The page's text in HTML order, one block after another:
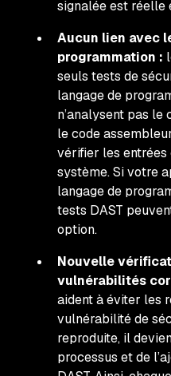
signalée est réelle
Aucun lien avec
programmation :
seuls tests de
langage de
n’analysent pas le
le code
vérifier les
système. Si votre
langage de
tests DAST
option.
Nouvelle
vulnérabilités
aident à éviter les
vulnérabilité de
reproduite, il
processus et de